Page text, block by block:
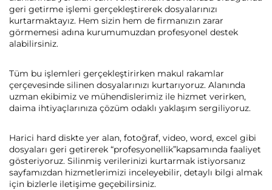
geri getirme işlemi gerçekleştirerek dosyalarınızı
kurtarmaktayız. Hem sizin hem de firmanızın zarar
görmemesi adına kurumumuzdan profesyonel destek
alabilirsiniz.
Tüm bu işlemleri gerçekleştirirken makul rakamlar
çerçevesinde silinen dosyalarınızı kurtarıyoruz. Alanında
uzman ekibimiz ve mühendislerimiz ile hizmet verirken,
daima ihtiyaçlarınıza çözüm odaklı yaklaşım sergiliyoruz.
Harici hard diskte yer alan, fotoğraf, video, word, excel gibi
dosyaları geri getirerek “profesyonellik”kapsamında faaliyet
gösteriyoruz. Silinmiş verilerinizi kurtarmak istiyorsanız
sayfamızdan hizmetlerimizi inceleyebilir, detaylı bilgi almak
için bizlerle iletişime geçebilirsiniz.